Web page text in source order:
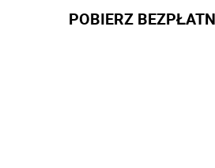
POBIERZ